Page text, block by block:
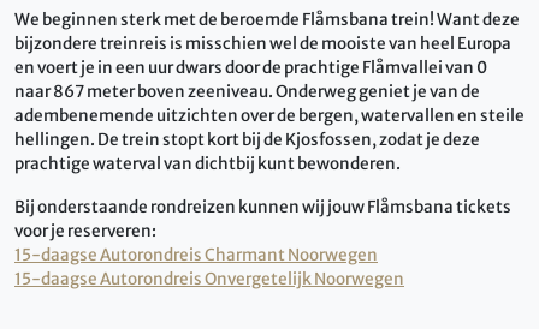
We beginnen sterk met de beroemde Flåmsbana trein! Want deze
bijzondere treinreis is misschien wel de mooiste van heel Europa
en voert je in een uur dwars door de prachtige Flåmvallei van 0
naar 867 meter boven zeeniveau. Onderweg geniet je van de
adembenemende uitzichten over de bergen, watervallen en steile
hellingen. De trein stopt kort bij de Kjosfossen, zodat je deze
prachtige waterval van dichtbij kunt bewonderen.
Bij onderstaande rondreizen kunnen wij jouw Flåmsbana tickets
voor je reserveren:
15-daagse Autorondreis Charmant Noorwegen
15-daagse Autorondreis Onvergetelijk Noorwegen